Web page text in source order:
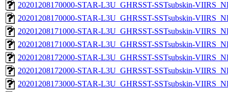
20201208170000-STAR-L3U_GHRSST-SSTsubskin-
20201208170000-STAR-L3U_GHRSST-SSTsubskin-
20201208171000-STAR-L3U_GHRSST-SSTsubskin-
20201208171000-STAR-L3U_GHRSST-SSTsubskin-
20201208172000-STAR-L3U_GHRSST-SSTsubskin-
20201208172000-STAR-L3U_GHRSST-SSTsubskin-
20201208173000-STAR-L3U_GHRSST-SSTsubskin-